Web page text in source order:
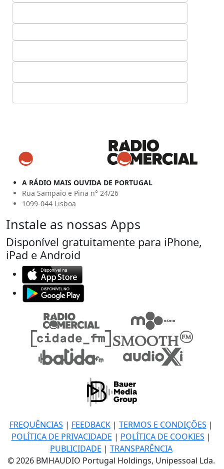
A RÁDIO MAIS OUVIDA DE PORTUGAL
Rua Sampaio e Pina n° 24/26
1099-044 Lisboa
Instale as nossas Apps
Disponível gratuitamente para iPhone,
iPad e Android
FREQUÊNCIAS | FEEDBACK| TERMOS E CONDIÇÕES |
POLÍTICA DE PRIVACIDADE | POLÍTICA DE COOKIES |
PUBLICIDADE | TRANSPARÊNCIA
© 2026 BMHAUDIO Portugal Holdings, Unipessoal Lda.